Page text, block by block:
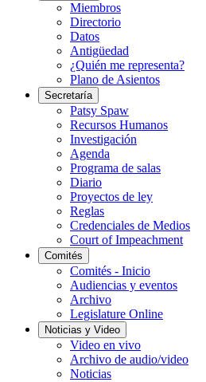
Miembros
Directorio
Datos
Antigüedad
¿Quién me representa?
Plano de Asientos
Secretaría
Patsy Spaw
Recursos Humanos
Investigación
Agenda
Programa de salas
Diario
Proyectos de ley
Reglas
Credenciales de Medios
Court of Impeachment
Comités
Comités - Inicio
Audiencias y eventos
Archivo
Legislature Online
Noticias y Video
Video en vivo
Archivo de audio/video
Noticias